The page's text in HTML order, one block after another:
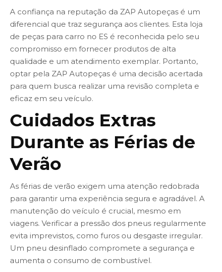
A confiança na reputação da ZAP Autopeças é um
diferencial que traz segurança aos clientes. Esta loja
de peças para carro no ES é reconhecida pelo seu
compromisso em fornecer produtos de alta
qualidade e um atendimento exemplar. Portanto,
optar pela ZAP Autopeças é uma decisão acertada
para quem busca realizar uma revisão completa e
eficaz em seu veículo.
Cuidados Extras
Durante as Férias de
Verão
As férias de verão exigem uma atenção redobrada
para garantir uma experiência segura e agradável. A
manutenção do veículo é crucial, mesmo em
viagens. Verificar a pressão dos pneus regularmente
evita imprevistos, como furos ou desgaste irregular.
Um pneu desinflado compromete a segurança e
aumenta o consumo de combustível.